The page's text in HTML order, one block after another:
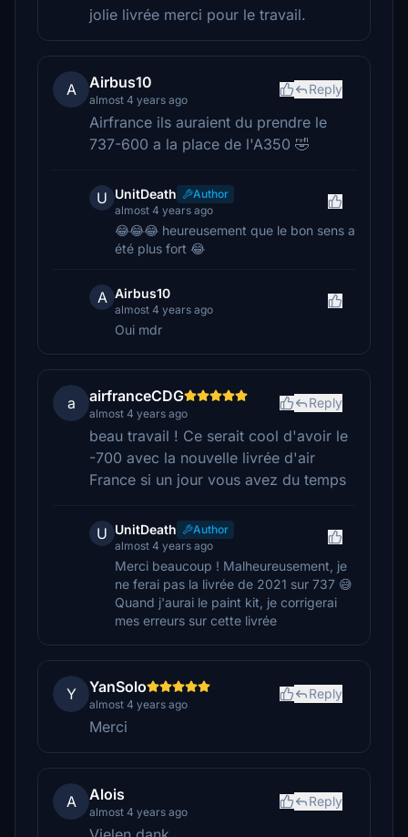
jolie livrée merci pour le travail.
A Airbus10
almost 4 years ago
Reply
Airfrance ils auraient du prendre le
737-600 a la place de l'A350 🤣
U UnitDeath
Author
almost 4 years ago
😂😂😂 heureusement que le bon sens a
été plus fort 😂
A Airbus10
almost 4 years ago
Oui mdr
a airfranceCDG
almost 4 years ago
Reply
beau travail ! Ce serait cool d'avoir le
-700 avec la nouvelle livrée d'air
France si un jour vous avez du temps
U UnitDeath
Author
almost 4 years ago
Merci beaucoup ! Malheureusement, je
ne ferai pas la livrée de 2021 sur 737 😅
Quand j'aurai le paint kit, je corrigerai
mes erreurs sur cette livrée
Y YanSolo
almost 4 years ago
Reply
Merci
A Alois
almost 4 years ago
Reply